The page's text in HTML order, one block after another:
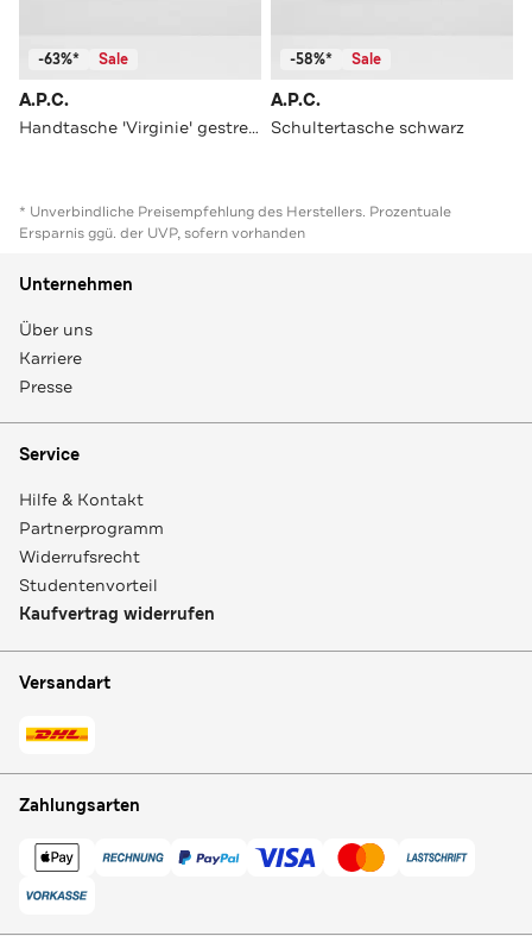
-63%* Sale
A.P.C.
Handtasche 'Virginie' gestreift
-58%* Sale
A.P.C.
Schultertasche schwarz
* Unverbindliche Preisempfehlung des Herstellers. Prozentuale
Ersparnis ggü. der UVP, sofern vorhanden
Unternehmen
Über uns
Karriere
Presse
Service
Hilfe & Kontakt
Partnerprogramm
Widerrufsrecht
Studentenvorteil
Kaufvertrag widerrufen
Versandart
Zahlungsarten